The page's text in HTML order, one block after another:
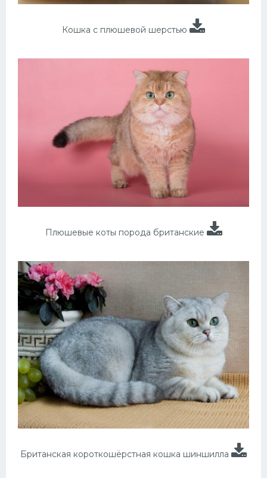
Кошка с плюшевой шерстью
Плюшевые коты порода британские
Британская короткошёрстная кошка шиншилла